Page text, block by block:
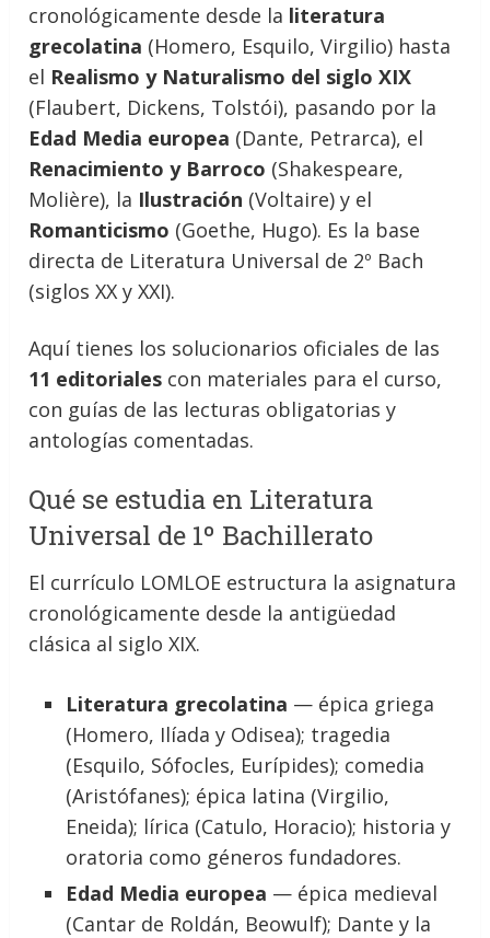
cronológicamente desde la literatura
grecolatina (Homero, Esquilo, Virgilio) hasta
el Realismo y Naturalismo del siglo XIX
(Flaubert, Dickens, Tolstói), pasando por la
Edad Media europea (Dante, Petrarca), el
Renacimiento y Barroco (Shakespeare,
Molière), la Ilustración (Voltaire) y el
Romanticismo (Goethe, Hugo). Es la base
directa de Literatura Universal de 2º Bach
(siglos XX y XXI).
Aquí tienes los solucionarios oficiales de las
11 editoriales con materiales para el curso,
con guías de las lecturas obligatorias y
antologías comentadas.
Qué se estudia en Literatura
Universal de 1º Bachillerato
El currículo LOMLOE estructura la asignatura
cronológicamente desde la antigüedad
clásica al siglo XIX.
Literatura grecolatina — épica griega
(Homero, Ilíada y Odisea); tragedia
(Esquilo, Sófocles, Eurípides); comedia
(Aristófanes); épica latina (Virgilio,
Eneida); lírica (Catulo, Horacio); historia y
oratoria como géneros fundadores.
Edad Media europea — épica medieval
(Cantar de Roldán, Beowulf); Dante y la